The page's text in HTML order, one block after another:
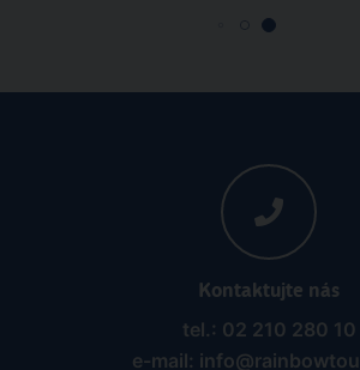
Kontaktujte nás
tel.: 02 210 280 10
e-mail: